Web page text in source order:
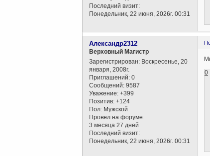
Последний визит:
Понедельник, 22 июня, 2026г. 00:31
Александр2312
Верховный Магистр
Зарегистрирован: Воскресенье, 20
января, 2008г.
Приглашений: 0
Сообщений: 9587
Уважение: +399
Позитив: +124
Пол: Мужской
Провел на форуме:
3 месяца 27 дней
Последний визит:
Понедельник, 22 июня, 2026г. 00:31
0